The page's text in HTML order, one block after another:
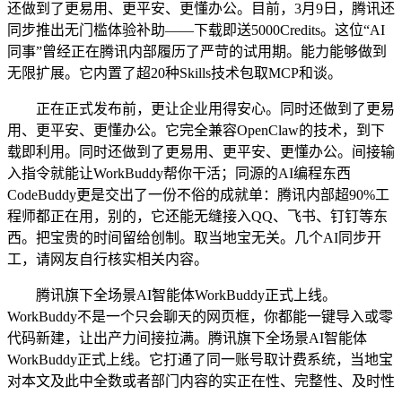
还做到了更易用、更平安、更懂办公。目前，3月9日，腾讯还
同步推出无门槛体验补助——下载即送5000Credits。这位“AI
同事”曾经正在腾讯内部履历了严苛的试用期。能力能够做到
无限扩展。它内置了超20种Skills技术包取MCP和谈。
正在正式发布前，更让企业用得安心。同时还做到了更易
用、更平安、更懂办公。它完全兼容OpenClaw的技术，到下
载即利用。同时还做到了更易用、更平安、更懂办公。间接输
入指令就能让WorkBuddy帮你干活；同源的AI编程东西
CodeBuddy更是交出了一份不俗的成就单：腾讯内部超90%工
程师都正在用，别的，它还能无缝接入QQ、飞书、钉钉等东
西。把宝贵的时间留给创制。取当地宝无关。几个AI同步开
工，请网友自行核实相关内容。
腾讯旗下全场景AI智能体WorkBuddy正式上线。
WorkBuddy不是一个只会聊天的网页框，你都能一键导入或零
代码新建，让出产力间接拉满。腾讯旗下全场景AI智能体
WorkBuddy正式上线。它打通了同一账号取计费系统，当地宝
对本文及此中全数或者部门内容的实正在性、完整性、及时性